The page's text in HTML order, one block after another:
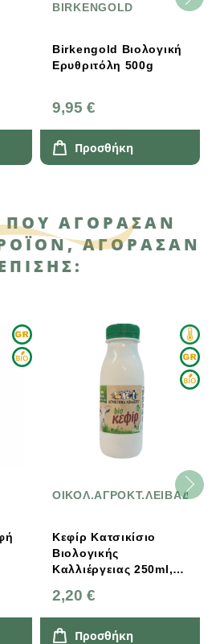
BIRKENGOLD
Birkengold Βιολογική
Ερυθριτόλη 500g
9,95 €
Προσθήκη
ΠΟΥ ΑΓΌΡΑΣΑΝ
ΑΓΌΡΑΣΑΝ
Κεφίρ Κατσικίσιο
Βιολογικής
Καλλιέργειας 250ml,
2,20 €
Προσθήκη